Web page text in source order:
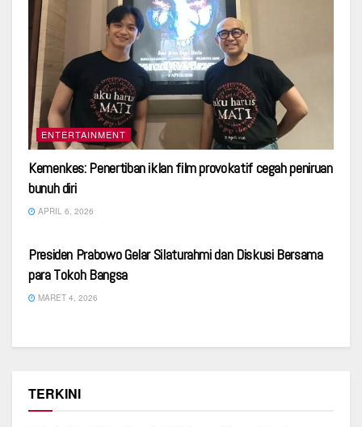
ENTERTAINMENT
Kemenkes: Penertiban iklan film provokatif cegah peniruan
bunuh diri
APRIL 6, 2026
Presiden Prabowo Gelar Silaturahmi dan Diskusi Bersama
para Tokoh Bangsa
MARET 4, 2026
TERKINI